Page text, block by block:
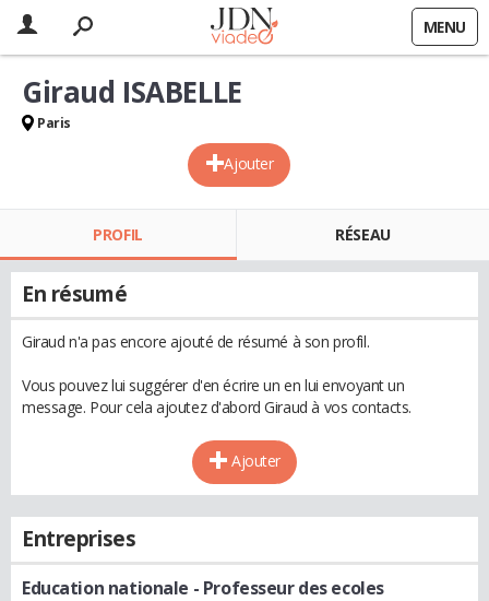
MENU
Ajouter
Giraud ISABELLE
Paris
PROFIL RÉSEAU
En résumé
Giraud n'a pas encore ajouté de résumé à son profil.
Vous pouvez lui suggérer d'en écrire un en lui envoyant un
message. Pour cela ajoutez d'abord Giraud à vos contacts.
Ajouter
Entreprises
Education nationale - Professeur des ecoles